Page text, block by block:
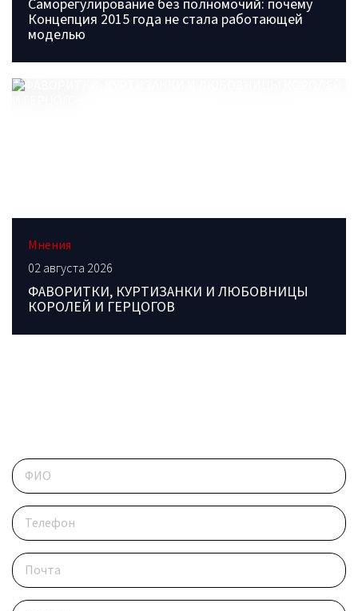
Саморегулирование без полномочий: почему
Концепция 2015 года не стала работающей
моделью
Мнения
02 августа 2026
ФАВОРИТКИ, КУРТИЗАНКИ И ЛЮБОВНИЦЫ
КОРОЛЕЙ И ГЕРЦОГОВ